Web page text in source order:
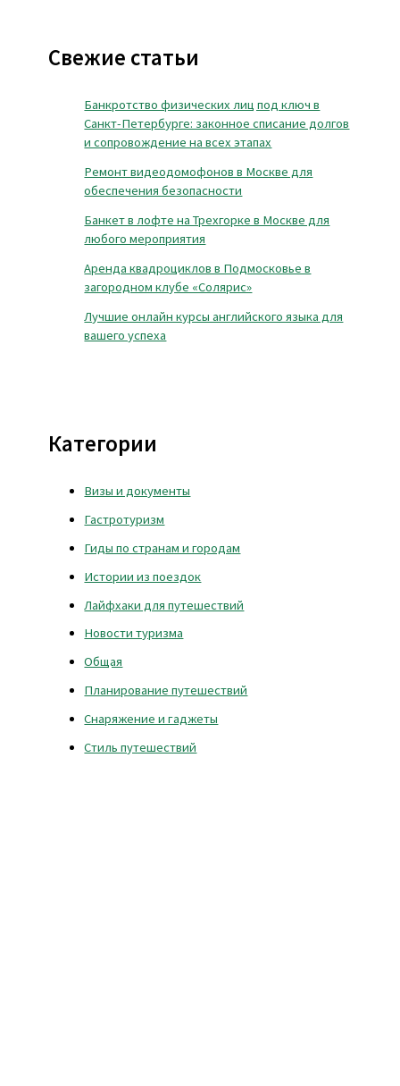
Свежие статьи
Банкротство физических лиц под ключ в
Санкт-Петербурге: законное списание долгов
и сопровождение на всех этапах
Ремонт видеодомофонов в Москве для
обеспечения безопасности
Банкет в лофте на Трехгорке в Москве для
любого мероприятия
Аренда квадроциклов в Подмосковье в
загородном клубе «Солярис»
Лучшие онлайн курсы английского языка для
вашего успеха
Категории
Визы и документы
Гастротуризм
Гиды по странам и городам
Истории из поездок
Лайфхаки для путешествий
Новости туризма
Общая
Планирование путешествий
Снаряжение и гаджеты
Стиль путешествий